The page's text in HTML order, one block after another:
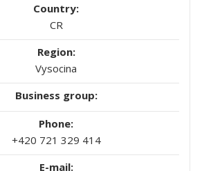
CR
Vysocina
+420 721 329 414